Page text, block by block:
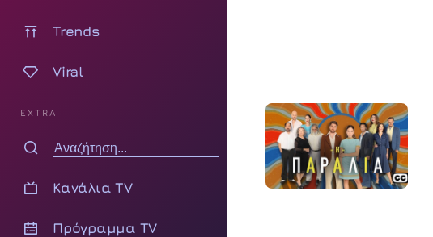
Trends
Viral
EXTRA
Κανάλια TV
Πρόγραμμα TV